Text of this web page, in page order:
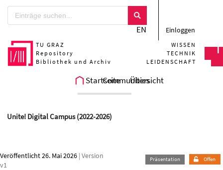
Zum Hauptteil springen
EN Einloggen
TU GRAZ
Repository
Bibliothek und Archiv
WISSEN
TECHNIK
LEIDENSCHAFT
StartseiteCommunities
Übersicht
Unite! Digital Campus (2022-2026)
Veröffentlicht 26. Mai 2026 | Version
v1
Präsentation Offen